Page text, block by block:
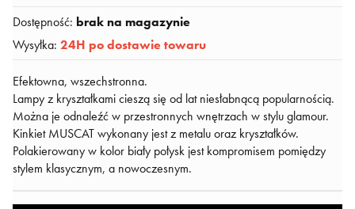
Dostępność: brak na magazynie
Wysyłka: 24H po dostawie towaru
Efektowna, wszechstronna.
Lampy z kryształkami cieszą się od lat niesłabnącą popularnością.
Można je odnaleźć w przestronnych wnętrzach w stylu glamour.
Kinkiet MUSCAT wykonany jest z metalu oraz kryształków.
Polakierowany w kolor biały połysk jest kompromisem pomiędzy
stylem klasycznym, a nowoczesnym.